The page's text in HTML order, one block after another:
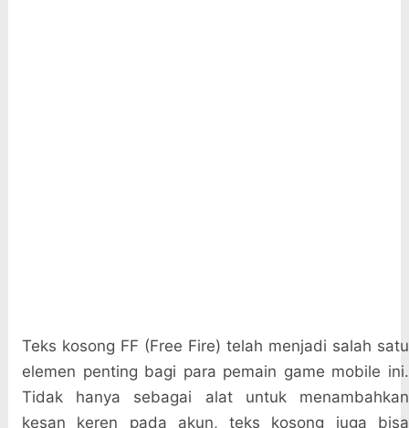
Teks kosong FF (Free Fire) telah menjadi salah satu
elemen penting bagi para pemain game mobile ini.
Tidak hanya sebagai alat untuk menambahkan
kesan keren pada akun, teks kosong juga bisa